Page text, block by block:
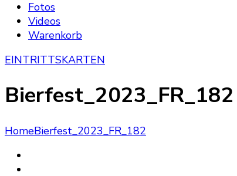
Fotos
Videos
Warenkorb
EINTRITTSKARTEN
Bierfest_2023_FR_182
HomeBierfest_2023_FR_182